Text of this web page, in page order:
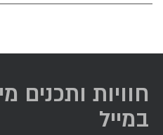
חוויות ותכנים
במייל